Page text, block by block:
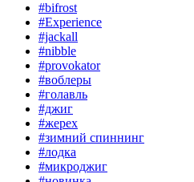
#bifrost
#Experience
#jackall
#nibble
#provokator
#воблеры
#голавль
#джиг
#жерех
#зимний спиннинг
#лодка
#микроджиг